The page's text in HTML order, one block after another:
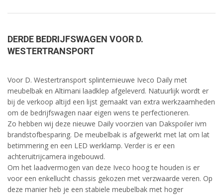
DERDE BEDRIJFSWAGEN VOOR D.
WESTERTRANSPORT
Voor D. Westertransport splinternieuwe Iveco Daily met
meubelbak en Altimani laadklep afgeleverd. Natuurlijk wordt er
bij de verkoop altijd een lijst gemaakt van extra werkzaamheden
om de bedrijfswagen naar eigen wens te perfectioneren.
Zo hebben wij deze nieuwe Daily voorzien van Dakspoiler ivm
brandstofbesparing. De meubelbak is afgewerkt met lat om lat
betimmering en een LED werklamp. Verder is er een
achteruitrijcamera ingebouwd.
Om het laadvermogen van deze Iveco hoog te houden is er
voor een enkellucht chassis gekozen met verzwaarde veren. Op
deze manier heb je een stabiele meubelbak met hoger